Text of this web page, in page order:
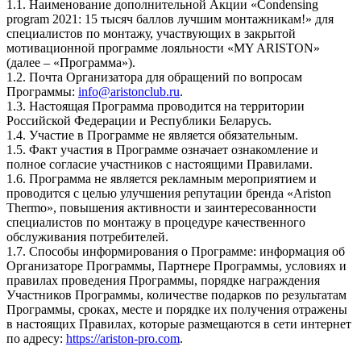
1.1. Наименование дополнительной Акции «Condensing
program 2021: 15 тысяч баллов лучшим монтажникам!» для
специалистов по монтажу, участвующих в закрытой
мотивационной программе лояльности «MY ARISTON»
(далее – «Программа»).
1.2. Почта Организатора для обращений по вопросам
Программы: info@aristonclub.ru.
1.3. Настоящая Программа проводится на территории
Российской Федерации и Республики Беларусь.
1.4. Участие в Программе не является обязательным.
1.5. Факт участия в Программе означает ознакомление и
полное согласие участников с настоящими Правилами.
1.6. Программа не является рекламным мероприятием и
проводится с целью улучшения репутации бренда «Ariston
Thermo», повышения активности и заинтересованности
специалистов по монтажу в процедуре качественного
обслуживания потребителей.
1.7. Способы информирования о Программе: информация об
Организаторе Программы, Партнере Программы, условиях и
правилах проведения Программы, порядке награждения
Участников Программы, количестве подарков по результатам
Программы, сроках, месте и порядке их получения отражены
в настоящих Правилах, которые размещаются в сети интернет
по адресу: https://ariston-pro.com.